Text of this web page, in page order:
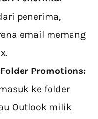
penerima,
email memang
Promotions:
ke folder
Outlook milik